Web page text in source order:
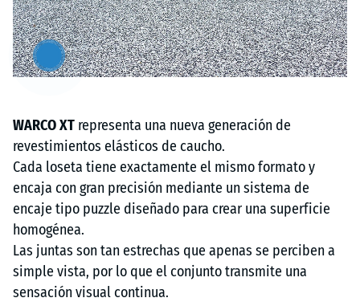
Artikel
anzeigen
WARCO XT representa una nueva generación de
revestimientos elásticos de caucho.
Cada loseta tiene exactamente el mismo formato y
encaja con gran precisión mediante un sistema de
encaje tipo puzzle diseñado para crear una superficie
homogénea.
Las juntas son tan estrechas que apenas se perciben a
simple vista, por lo que el conjunto transmite una
sensación visual continua.